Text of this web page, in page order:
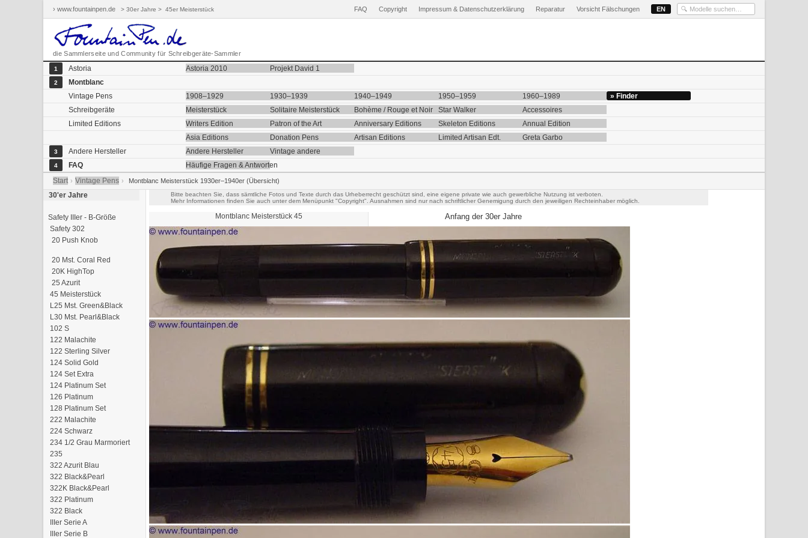
› www.fountainpen.de > 30er Jahre > 45er Meisterstück FAQ Copyright Impressum & Datenschutzerklärung Reparatur Vorsicht Fälschungen EN
die Sammlerseite und Community für Schreibgeräte-Sammler
1 Astoria Astoria 2010 Projekt David 1
2
Montblanc
Vintage Pens
1908–1929 1930–1939 1940–1949 1950–1959 1960–1989
» Finder
Schreibgeräte
Meisterstück Solitaire Meisterstück Bohème / Rouge et Noir Star Walker
Accessoires
Limited Editions
Writers Edition Patron of the Art Anniversary Editions Skeleton Editions
Annual Edition
Asia Editions
Donation Pens Artisan Editions Limited Artisan Edt. Greta Garbo
3 Andere Hersteller Andere Hersteller Vintage andere
4 FAQ
Häufige Fragen & Antworten
Start › Vintage Pens › Montblanc Meisterstück 1930er–1940er (Übersicht)
30'er Jahre
Safety IIIer - B-Größe
Safety 302
20 Push Knob
20 Mst. Coral Red
20K HighTop
25 Azurit
45 Meisterstück
L25 Mst. Green&Black
L30 Mst. Pearl&Black
102 S
122 Malachite
122 Sterling Silver
124 Solid Gold
124 Set Extra
124 Platinum Set
126 Platinum
128 Platinum Set
222 Malachite
224 Schwarz
234 1/2 Grau Marmoriert
235
322 Azurit Blau
322 Black&Pearl
322K Black&Pearl
322 Platinum
322 Black
IIIer Serie A
IIIer Serie B
Bitte beachten Sie, dass sämtliche Fotos und Texte durch das Urheberrecht geschützt sind, eine eigene private wie auch gewerbliche Nutzung ist verboten.
Mehr Informationen finden Sie auch unter dem Menüpunkt "Copyright". Ausnahmen sind nur nach schriftlicher Genemigung durch den jeweiligen Rechteinhaber möglich.
Montblanc Meisterstück45 Anfang der 30er Jahre